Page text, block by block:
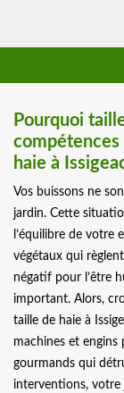
Pourquoi
compétences
haie à
Vos buissons ne
jardin. Cette
l’équilibre de votre
végétaux qui
négatif pour l’être
important. Alors,
taille de haie à
machines et
gourmands qui
interventions, votre